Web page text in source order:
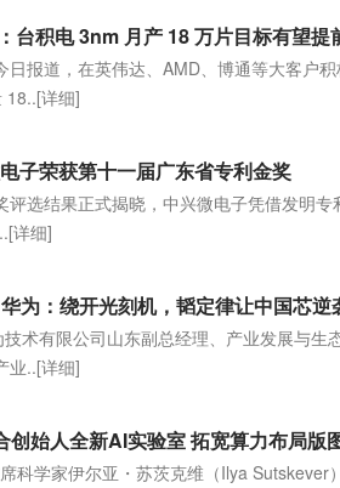
日报道，在英伟达、AMD、博通等大客户
18..[详细]
子荣获第十一届广东省专利金奖
选结果正式揭晓，中兴微电子凭借发明
[详细]
为：绕开光刻机，韬定律让中国芯逆
术有限公司山东副总经理、产业发展与生
业..[详细]
始人全新AI实验室 拓宽算力布局版
科学家伊尔亚・苏茨克维（Ilya Sutskever